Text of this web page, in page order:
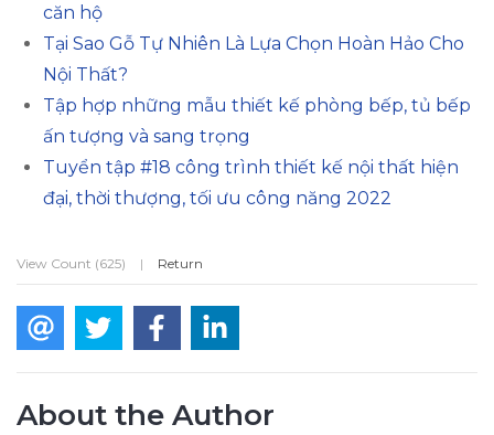
căn hộ
Tại Sao Gỗ Tự Nhiên Là Lựa Chọn Hoàn Hảo Cho
Nội Thất?
Tập hợp những mẫu thiết kế phòng bếp, tủ bếp
ấn tượng và sang trọng
Tuyển tập #18 công trình thiết kế nội thất hiện
đại, thời thượng, tối ưu công năng 2022
View Count (625) | Return
About the Author